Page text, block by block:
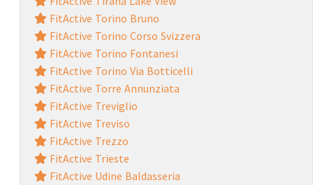
FitActive Torino Bruno
FitActive Torino Corso Svizzera
FitActive Torino Fontanesi
FitActive Torino Via Botticelli
FitActive Torre Annunziata
FitActive Treviglio
FitActive Treviso
FitActive Trezzo
FitActive Trieste
FitActive Udine Baldasseria